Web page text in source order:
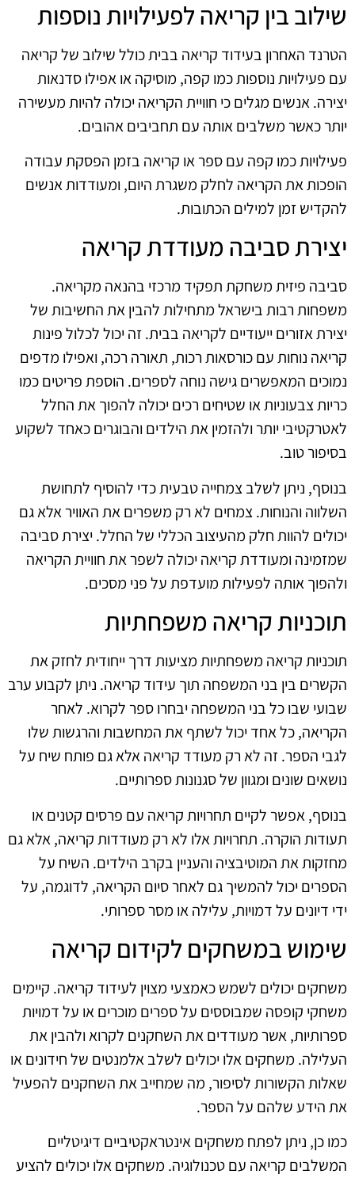
שילוב בין קריאה לפעילויות נוספות
הטרנד האחרון בעידוד קריאה בבית כולל שילוב של קריאה
עם פעילויות נוספות כמו קפה, מוסיקה או אפילו סדנאות
יצירה. אנשים מגלים כי חוויית הקריאה יכולה להיות מעשירה
יותר כאשר משלבים אותה עם תחביבים אהובים.
פעילויות כמו קפה עם ספר או קריאה בזמן הפסקת עבודה
הופכות את הקריאה לחלק משגרת היום, ומעודדות אנשים
להקדיש זמן למילים הכתובות.
יצירת סביבה מעודדת קריאה
סביבה פיזית משחקת תפקיד מרכזי בהנאה מקריאה.
משפחות רבות בישראל מתחילות להבין את החשיבות של
יצירת אזורים ייעודיים לקריאה בבית. זה יכול לכלול פינות
קריאה נוחות עם כורסאות רכות, תאורה רכה, ואפילו מדפים
נמוכים המאפשרים גישה נוחה לספרים. הוספת פריטים כמו
כריות צבעוניות או שטיחים רכים יכולה להפוך את החלל
לאטרקטיבי יותר ולהזמין את הילדים והבוגרים כאחד לשקוע
בסיפור טוב.
בנוסף, ניתן לשלב צמחייה טבעית כדי להוסיף לתחושת
השלווה והנוחות. צמחים לא רק משפרים את האוויר אלא גם
יכולים להוות חלק מהעיצוב הכללי של החלל. יצירת סביבה
שמזמינה ומעודדת קריאה יכולה לשפר את חוויית הקריאה
ולהפוך אותה לפעילות מועדפת על פני מסכים.
תוכניות קריאה משפחתיות
תוכניות קריאה משפחתיות מציעות דרך ייחודית לחזק את
הקשרים בין בני המשפחה תוך עידוד קריאה. ניתן לקבוע ערב
שבועי שבו כל בני המשפחה יבחרו ספר לקרוא. לאחר
הקריאה, כל אחד יכול לשתף את המחשבות והרגשות שלו
לגבי הספר. זה לא רק מעודד קריאה אלא גם פותח שיח על
נושאים שונים ומגוון של סגנונות ספרותיים.
בנוסף, אפשר לקיים תחרויות קריאה עם פרסים קטנים או
תעודות הוקרה. תחרויות אלו לא רק מעודדות קריאה, אלא גם
מחזקות את המוטיבציה והעניין בקרב הילדים. השיח על
הספרים יכול להמשיך גם לאחר סיום הקריאה, לדוגמה, על
ידי דיונים על דמויות, עלילה או מסר ספרותי.
שימוש במשחקים לקידום קריאה
משחקים יכולים לשמש כאמצעי מצוין לעידוד קריאה. קיימים
משחקי קופסה שמבוססים על ספרים מוכרים או על דמויות
ספרותיות, אשר מעודדים את השחקנים לקרוא ולהבין את
העלילה. משחקים אלו יכולים לשלב אלמנטים של חידונים או
שאלות הקשורות לסיפור, מה שמחייב את השחקנים להפעיל
את הידע שלהם על הספר.
כמו כן, ניתן לפתח משחקים אינטראקטיביים דיגיטליים
המשלבים קריאה עם טכנולוגיה. משחקים אלו יכולים להציע